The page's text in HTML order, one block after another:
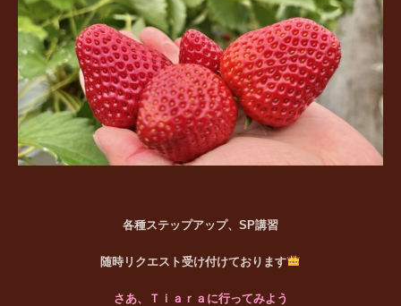
各種ステップアップ、SP講習
随時リクエスト受け付けております
さあ、Ｔｉａｒａに行ってみよう